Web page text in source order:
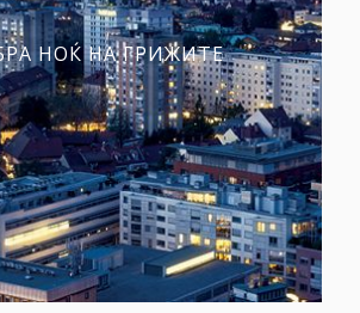
НОЌ НА ГРИЖИТЕ